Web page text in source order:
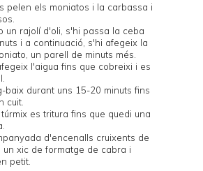
pelen els moniatos i la carbassa i
un rajolí d'oli, s'hi passa la ceba
i a continuació, s'hi afegeix la
un parell de minuts més.
l'aigua fins que cobreixi i es
baix durant uns 15-20 minuts fins
cuit.
es tritura fins que quedi una
d'encenalls cruixents de
un xic de formatge de cabra i
petit.